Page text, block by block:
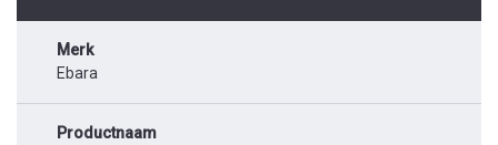
Merk
Ebara
Productnaam